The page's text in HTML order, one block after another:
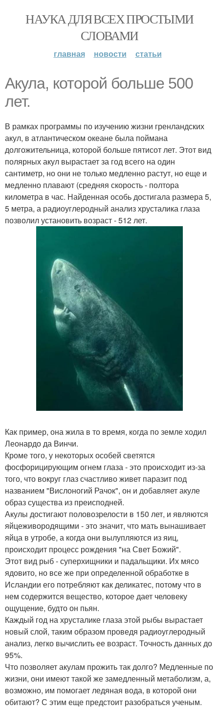
НАУКА ДЛЯ ВСЕХ ПРОСТЫМИ
СЛОВАМИ
главная новости статьи
Акула, которой больше 500
лет.
В рамках программы по изучению жизни гренландских
акул, в атлантическом океане была поймана
долгожительница, которой больше пятисот лет. Этот вид
полярных акул вырастает за год всего на один
сантиметр, но они не только медленно растут, но еще и
медленно плавают (средняя скорость - полтора
километра в час. Найденная особь достигала размера 5,
5 метра, а радиоуглеродный анализ хрусталика глаза
позволил установить возраст - 512 лет.
Как пример, она жила в то время, когда по земле ходил
Леонардо да Винчи.
Кроме того, у некоторых особей светятся
фосфорицирующим огнем глаза - это происходит из-за
того, что вокруг глаз счастливо живет паразит под
названием "Вислоногий Рачок", он и добавляет акуле
образ существа из преисподней.
Акулы достигают половозрелости в 150 лет, и являются
яйцеживородящими - это значит, что мать вынашивает
яйца в утробе, а когда они вылупляются из яиц,
происходит процесс рождения "на Свет Божий".
Этот вид рыб - суперхищники и падальщики. Их мясо
ядовито, но все же при определенной обработке в
Исландии его потребляют как деликатес, потому что в
нем содержится вещество, которое дает человеку
ощущение, будто он пьян.
Каждый год на хрусталике глаза этой рыбы вырастает
новый слой, таким образом проведя радиоуглеродный
анализ, легко вычислить ее возраст. Точность данных до
95%.
Что позволяет акулам прожить так долго? Медленные по
жизни, они имеют такой же замедленный метаболизм, а,
возможно, им помогает ледяная вода, в которой они
обитают? С этим еще предстоит разобраться ученым.